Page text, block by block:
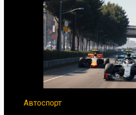
Автоспорт